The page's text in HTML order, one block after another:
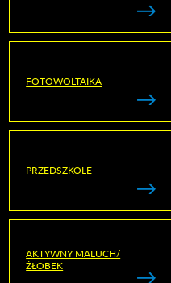
FOTOWOLTAIKA
PRZEDSZKOLE
AKTYWNY MALUCH/
ŻŁOBEK